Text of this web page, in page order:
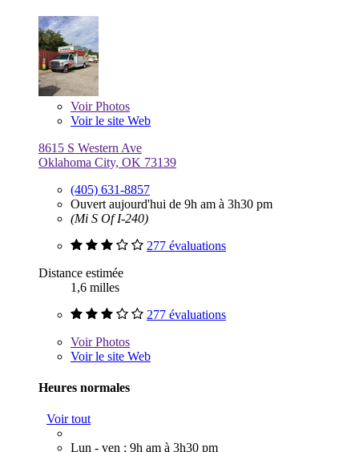
VoirPhotos
Voir le site Web
8615 S Western Ave
Oklahoma City, OK 73139
(405) 631-8857
Ouvert aujourd'hui de 9h am à 3h30 pm
(Mi S Of I-240)
277 évaluations
Distance estimée
1,6 milles
277 évaluations
VoirPhotos
Voir le site Web
Heures normales
Voir tout
Lun - ven : 9h am à 3h30 pm